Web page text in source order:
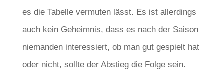
es die Tabelle vermuten lässt. Es ist allerdings
auch kein Geheimnis, dass es nach der Saison
niemanden interessiert, ob man gut gespielt hat
oder nicht, sollte der Abstieg die Folge sein.